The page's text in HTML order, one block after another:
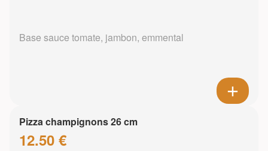
Base sauce tomate, jambon, emmental
Pizza champignons 26 cm
12.50 €